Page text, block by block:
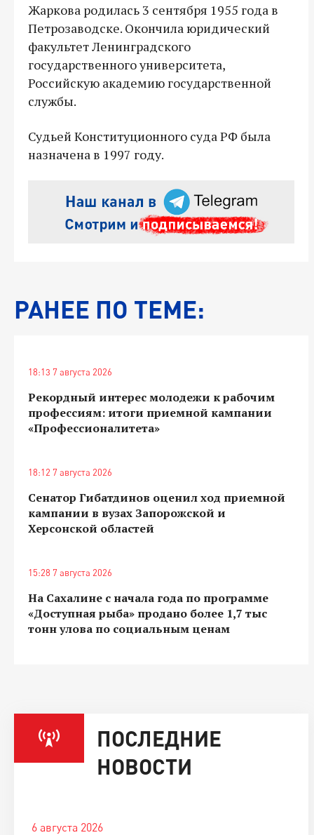
Жаркова родилась 3 сентября 1955 года в
Петрозаводске. Окончила юридический
факультет Ленинградского
государственного университета,
Российскую академию государственной
службы.
Судьей Конституционного суда РФ была
назначена в 1997 году.
РАНЕЕ ПО ТЕМЕ:
18:13 7 августа 2026
Рекордный интерес молодежи к рабочим
профессиям: итоги приемной кампании
«Профессионалитета»
18:12 7 августа 2026
Сенатор Гибатдинов оценил ход приемной
кампании в вузах Запорожской и
Херсонской областей
15:28 7 августа 2026
На Сахалине с начала года по программе
«Доступная рыба» продано более 1,7 тыс
тонн улова по социальным ценам
ПОСЛЕДНИЕ
НОВОСТИ
6 августа 2026